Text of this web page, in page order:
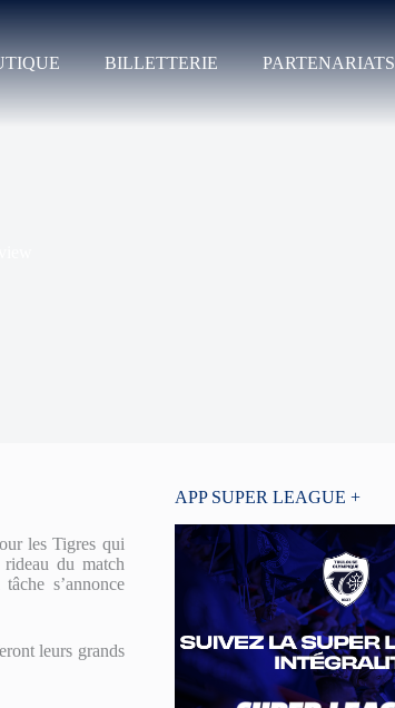
BILLETTERIE PARTENARIATS
les Tigres qui
du match
s’annonce
leurs grands
APP SUPER LEAGUE +